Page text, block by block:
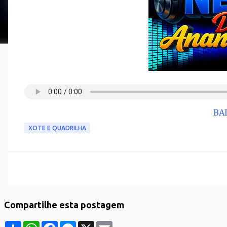
XOTE E QUADRILHA
Compartilhe esta postagem
S W F M X